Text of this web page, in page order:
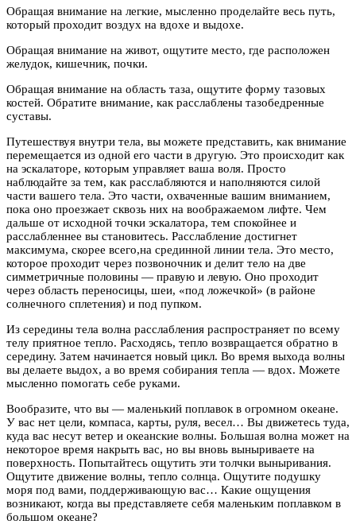
Обращая внимание на легкие, мысленно проделайте весь путь,
который проходит воздух на вдохе и выдохе.
Обращая внимание на живот, ощутите место, где расположен
желудок, кишечник, почки.
Обращая внимание на область таза, ощутите форму тазовых
костей. Обратите внимание, как расслаблены тазобедренные
суставы.
Путешествуя внутри тела, вы можете представить, как внимание
перемещается из одной его части в другую. Это происходит как
на эскалаторе, которым управляет ваша воля. Просто
наблюдайте за тем, как расслабляются и наполняются силой
части вашего тела. Это части, охваченные вашим вниманием,
пока оно проезжает сквозь них на воображаемом лифте. Чем
дальше от исходной точки эскалатора, тем спокойнее и
расслабленнее вы становитесь. Расслабление достигнет
максимума, скорее всего,на срединной линии тела. Это место,
которое проходит через позвоночник и делит тело на две
симметричные половины — правую и левую. Оно проходит
через область переносицы, шеи, «под ложечкой» (в районе
солнечного сплетения) и под пупком.
Из середины тела волна расслабления распространяет по всему
телу приятное тепло. Расходясь, тепло возвращается обратно в
середину. Затем начинается новый цикл. Во время выхода волны
вы делаете выдох, а во время собирания тепла — вдох. Можете
мысленно помогать себе руками.
Вообразите, что вы — маленький поплавок в огромном океане.
У вас нет цели, компаса, карты, руля, весел… Вы движетесь туда,
куда вас несут ветер и океанские волны. Большая волна может на
некоторое время накрыть вас, но вы вновь выныриваете на
поверхность. Попытайтесь ощутить эти толчки выныривания.
Ощутите движение волны, тепло солнца. Ощутите подушку
моря под вами, поддерживающую вас… Какие ощущения
возникают, когда вы представляете себя маленьким поплавком в
большом океане?